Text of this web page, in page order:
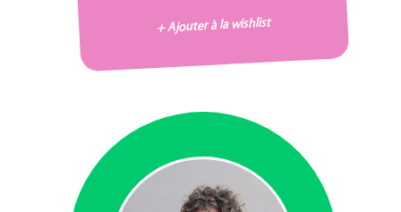
+ Ajouter à la wishlist